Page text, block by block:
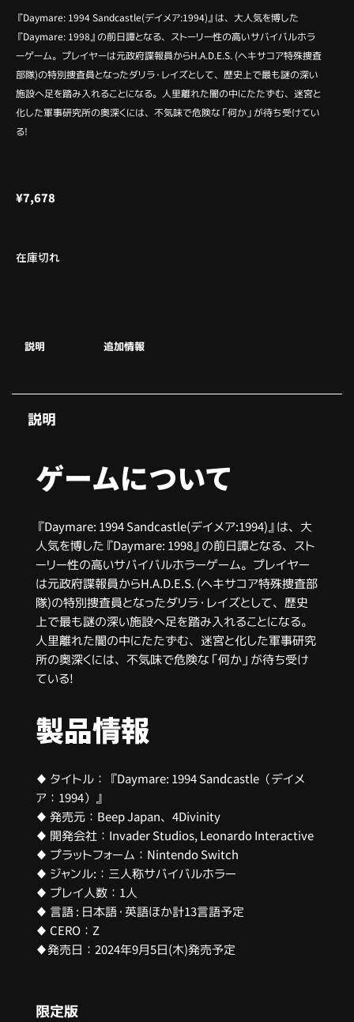
『Daymare: 1994 Sandcastle(デイメア:1994)』は、大人気を博した
『Daymare: 1998』の前日譚となる、ストーリー性の高いサバイバルホラ
ーゲーム。プレイヤーは元政府諜報員からH.A.D.E.S. (ヘキサコア特殊捜査
部隊)の特別捜査員となったダリラ・レイズとして、歴史上で最も謎の深い
施設へ足を踏み入れることになる。人里離れた闇の中にたたずむ、迷宮と
化した軍事研究所の奥深くには、不気味で危険な「何か」が待ち受けてい
る!
¥7,678
在庫切れ
説明 追加情報
説明
ゲームについて
『Daymare: 1994 Sandcastle(デイメア:1994)』は、大
人気を博した『Daymare: 1998』の前日譚となる、スト
ーリー性の高いサバイバルホラーゲーム。プレイヤー
は元政府諜報員からH.A.D.E.S. (ヘキサコア特殊捜査部
隊)の特別捜査員となったダリラ・レイズとして、歴史
上で最も謎の深い施設へ足を踏み入れることになる。
人里離れた闇の中にたたずむ、迷宮と化した軍事研究
所の奥深くには、不気味で危険な「何か」が待ち受け
ている!
製品情報
♦ タイトル： 『Daymare: 1994 Sandcastle（デイメ
ア：1994）』
♦ 発売元：Beep Japan、4Divinity
♦ 開発会社：Invader Studios, Leonardo Interactive
♦ プラットフォーム：Nintendo Switch
♦ ジャンル:：三人称サバイバルホラー
♦ プレイ人数：1人
♦ 言語 : 日本語・英語ほか計13言語予定
♦ CERO：Z
♦発売日：2024年9月5日(木)発売予定
限定版